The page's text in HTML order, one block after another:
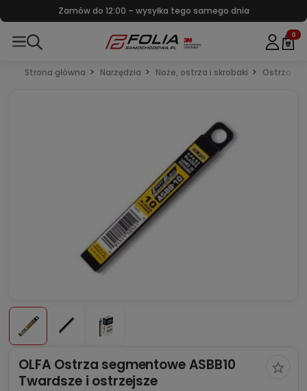
Największy wybór folii w Polsce – tylko znane marki
0
Strona główna Narzędzia Noże, ostrza i skrobaki Ostrza
OLFA Ostrza segmentowe ASBB10
Twardsze i ostrzejsze